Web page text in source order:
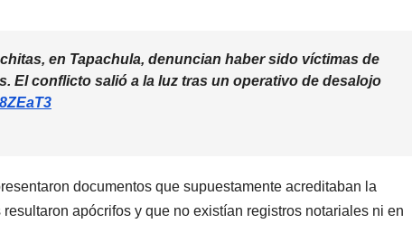
en Tapachula, denuncian haber sido víctimas de
El conflicto salió a la luz tras un operativo de desalojo
documentos que supuestamente acreditaban la
apócrifos y que no existían registros notariales ni en